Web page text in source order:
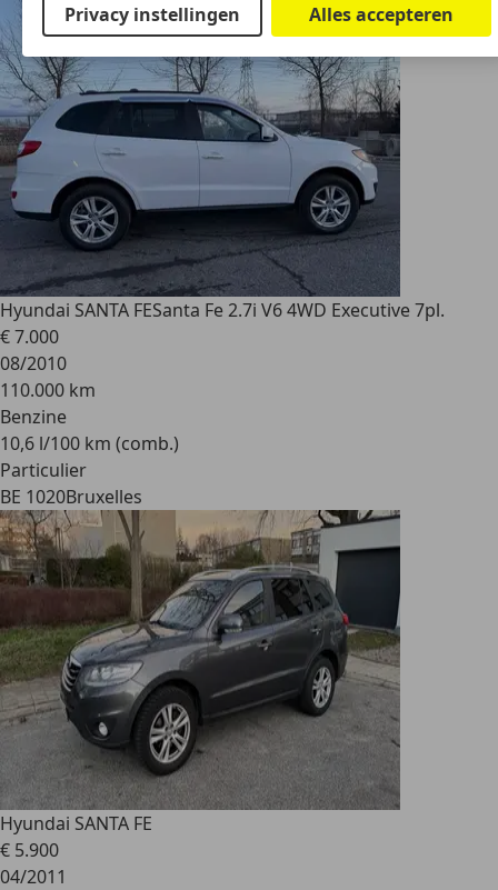
Hyundai SANTA FESanta Fe 2.7i V6 4WD Executive 7pl.
€ 7.000
08/2010
110.000 km
Benzine
10,6 l/100 km (comb.)
Particulier
BE 1020Bruxelles
Hyundai SANTA FE
€ 5.900
04/2011
Privacy instellingen Alles accepteren